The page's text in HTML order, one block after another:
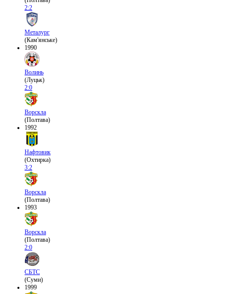
2:2
Металург
(Кам'янське)
1990
Волинь
(Луцьк)
2:0
Ворскла
(Полтава)
1992
Нафтовик
(Охтирка)
3:2
Ворскла
(Полтава)
1993
Ворскла
(Полтава)
2:0
СБТС
(Суми)
1999